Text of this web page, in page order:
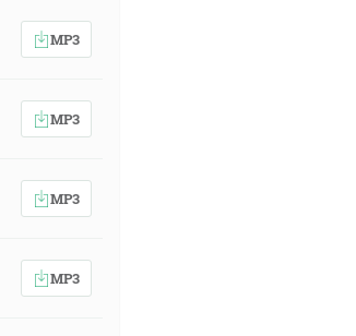
MP3
MP3
MP3
MP3